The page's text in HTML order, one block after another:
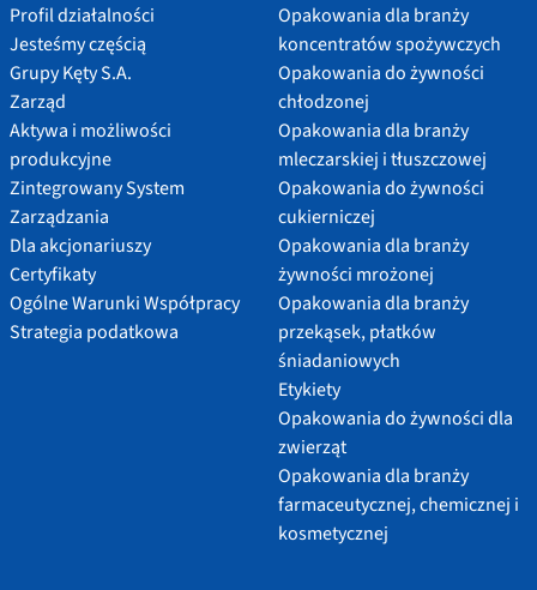
Profil działalności
Jesteśmy częścią
Grupy Kęty S.A.
Zarząd
Aktywa i możliwości
produkcyjne
Zintegrowany System
Zarządzania
Dla akcjonariuszy
Certyfikaty
Ogólne Warunki Współpracy
Strategia podatkowa
Opakowania dla branży
koncentratów spożywczych
Opakowania do żywności
chłodzonej
Opakowania dla branży
mleczarskiej i tłuszczowej
Opakowania do żywności
cukierniczej
Opakowania dla branży
żywności mrożonej
Opakowania dla branży
przekąsek, płatków
śniadaniowych
Etykiety
Opakowania do żywności dla
zwierząt
Opakowania dla branży
farmaceutycznej, chemicznej i
kosmetycznej